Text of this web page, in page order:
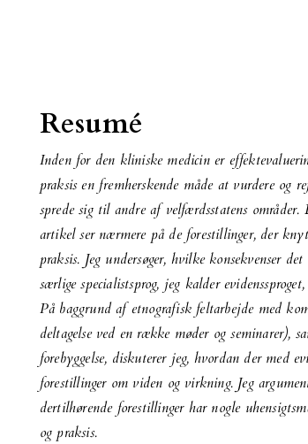
Resumé
Inden for den kliniske medicin er
praksis en fremherskende måde at vurdere og
sprede sig til andre af velfærdsstatens
artikel ser nærmere på de forestillinger, der
praksis. Jeg undersøger, hvilke konsekvenser
særlige specialistsprog, jeg kalder
På baggrund af etnografisk feltarbejde med
deltagelse ved en række møder og seminarer),
forebyggelse, diskuterer jeg, hvordan der med
forestillinger om viden og virkning. Jeg
dertilhørende forestillinger har nogle
og praksis.